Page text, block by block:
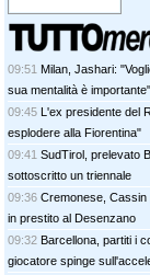
09:51 Milan, Jashari:
sua mentalità è importante"
09:45 L'ex presidente del
esplodere alla Fiorentina"
09:41 SudTirol, prelevato
sottoscritto un triennale
09:36 Cremonese, Cassin
in prestito al Desenzano
09:32 Barcellona, partiti i
giocatore spinge